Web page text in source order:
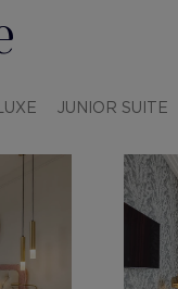
JUNIOR SUITE